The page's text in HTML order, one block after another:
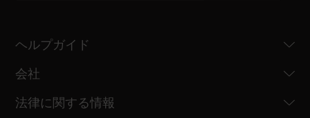
ヘルプガイド
会社
法律に関する情報